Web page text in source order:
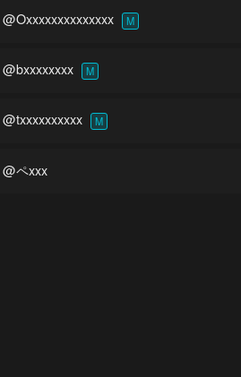
@Oxxxxxxxxxxxxxx M
@bxxxxxxxx M
@txxxxxxxxxx M
@ペxxx